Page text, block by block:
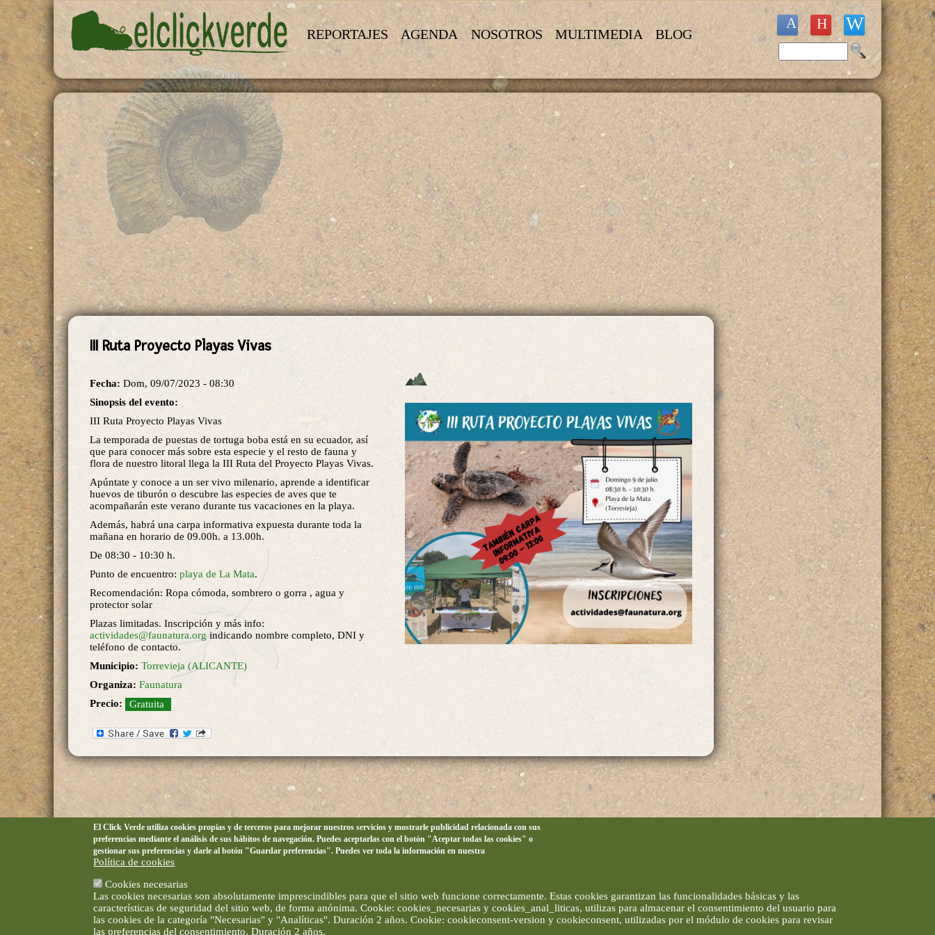
Pasar al contenido principal
REPORTAJES AGENDA NOSOTROS MULTIMEDIA BLOG
Formulario de búsqueda
III Ruta Proyecto Playas Vivas
Fecha: Dom, 09/07/2023 - 08:30
Sinopsis del evento:
III Ruta Proyecto Playas Vivas
La temporada de puestas de tortuga boba está en su ecuador, así
que para conocer más sobre esta especie y el resto de fauna y
flora de nuestro litoral llega la III Ruta del Proyecto Playas Vivas.
Apúntate y conoce a un ser vivo milenario, aprende a identificar
huevos de tiburón o descubre las especies de aves que te
acompañarán este verano durante tus vacaciones en la playa.
Además, habrá una carpa informativa expuesta durante toda la
mañana en horario de 09.00h. a 13.00h.
De 08:30 - 10:30 h.
Punto de encuentro: playa de La Mata.
Recomendación: Ropa cómoda, sombrero o gorra , agua y
protector solar
Plazas limitadas. Inscripción y más info:
actividades@faunatura.org indicando nombre completo, DNI y
teléfono de contacto.
Municipio: Torrevieja (ALICANTE)
Organiza: Faunatura
Precio:
Gratuita
El Click Verde utiliza cookies propias y de terceros para mejorar nuestros servicios y mostrarle publicidad relacionada con sus
preferencias mediante el análisis de sus hábitos de navegación. Puedes aceptarlas con el botón "Aceptar todas las cookies" o
gestionar sus preferencias y darle al botón "Guardar preferencias". Puedes ver toda la información en nuestra
Política de cookies
Cookies necesarias
Las cookies necesarias son absolutamente imprescindibles para que el sitio web funcione correctamente. Estas cookies garantizan las funcionalidades básicas y las
características de seguridad del sitio web, de forma anónima. Cookie: cookies_necesarias y cookies_anal_liticas, utilizas para almacenar el consentimiento del usuario para
las cookies de la categoría "Necesarias" y "Analíticas". Duración 2 años. Cookie: cookieconsent-version y cookieconsent, utilizadas por el módulo de cookies para revisar
las preferencias del consentimiento. Duración 2 años.